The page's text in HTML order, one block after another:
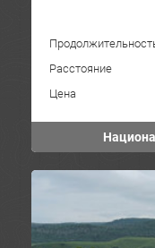
Расстояние
Цена